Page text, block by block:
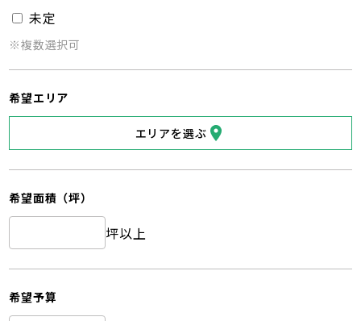
未定
※複数選択可
希望エリア
エリアを選ぶ
希望面積（坪）
坪以上
希望予算